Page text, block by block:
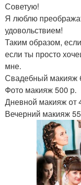
Советую!
Я люблю
удовольствием!
Таким образом,
если ты просто
мне.
Свадебный макияж
Фото макияж 500 р.
Дневной макияж от
Вечерний макияж